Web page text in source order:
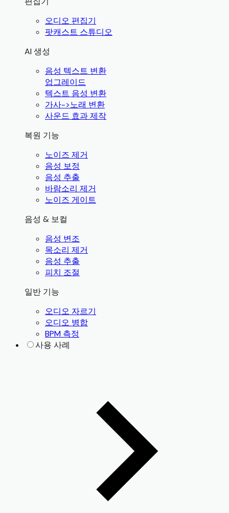
오디오 편집기
팟캐스트 스튜디오
AI 생성
음성 텍스트 변환
업그레이드
텍스트 음성 변환
가사->노래 변환
사운드 효과 제작
복원 기능
노이즈 제거
음성 보정
음성 추출
바람소리 제거
노이즈 게이트
음성 & 보컬
음성 변조
목소리 제거
음성 추출
피치 조절
일반 기능
오디오 자르기
오디오 병합
BPM 측정
사용 사례